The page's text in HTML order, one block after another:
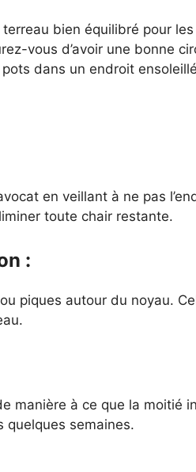
terreau bien équilibré pour
vous d’avoir une bonne
pots dans un endroit
en veillant à ne pas
toute chair restante.
:
piques autour du noyau.
manière à ce que la moitié
quelques semaines.